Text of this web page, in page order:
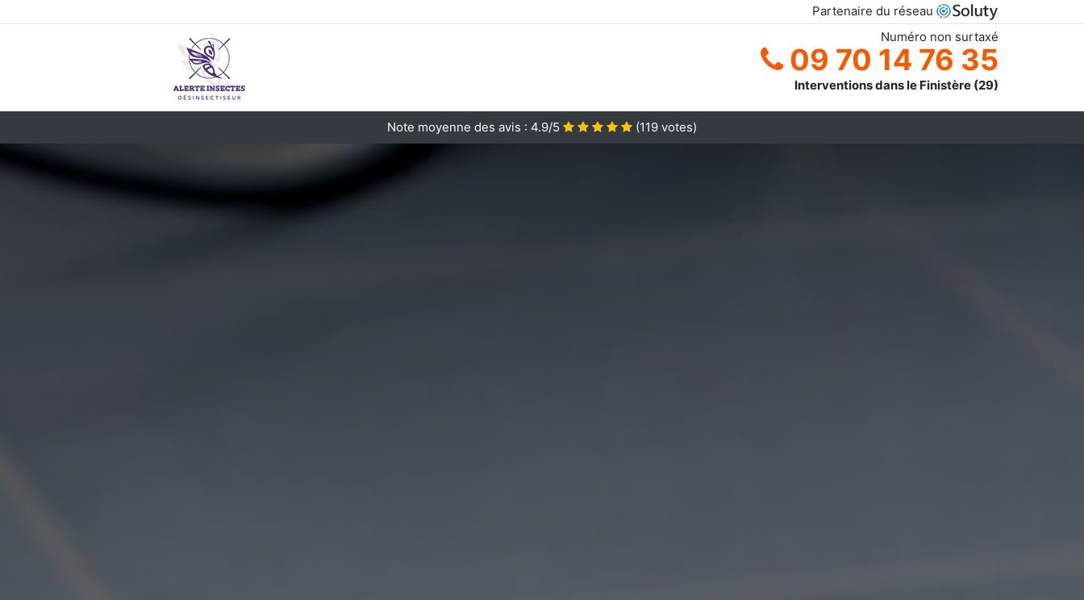
Partenaire du réseau
Numéro non surtaxé
09 70 14 76 35
Interventions dans le Finistère (29)
Note moyenne des avis : 4.9/5 (119 votes)